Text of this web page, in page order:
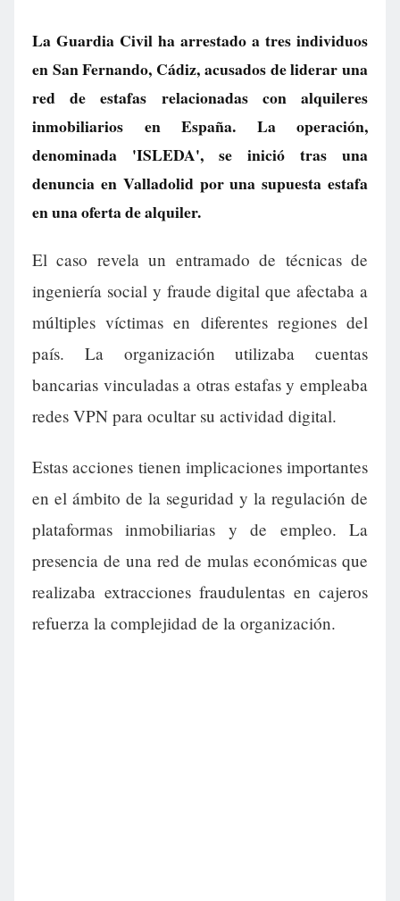
La Guardia Civil ha arrestado a tres individuos
en San Fernando, Cádiz, acusados de liderar una
red de estafas relacionadas con alquileres
inmobiliarios en España. La operación,
denominada 'ISLEDA', se inició tras una
denuncia en Valladolid por una supuesta estafa
en una oferta de alquiler.
El caso revela un entramado de técnicas de
ingeniería social y fraude digital que afectaba a
múltiples víctimas en diferentes regiones del
país. La organización utilizaba cuentas
bancarias vinculadas a otras estafas y empleaba
redes VPN para ocultar su actividad digital.
Estas acciones tienen implicaciones importantes
en el ámbito de la seguridad y la regulación de
plataformas inmobiliarias y de empleo. La
presencia de una red de mulas económicas que
realizaba extracciones fraudulentas en cajeros
refuerza la complejidad de la organización.